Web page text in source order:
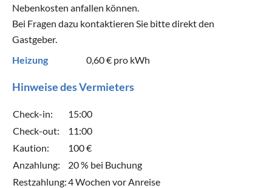
Nebenkosten anfallen können.
Bei Fragen dazu kontaktieren Sie bitte direkt den
Gastgeber.
Heizung
0,60 € pro kWh
Hinweise des Vermieters
Check-in:
15:00
Check-out:
11:00
Kaution:
100 €
Anzahlung:
20 % bei Buchung
Restzahlung:4 Wochen vor Anreise